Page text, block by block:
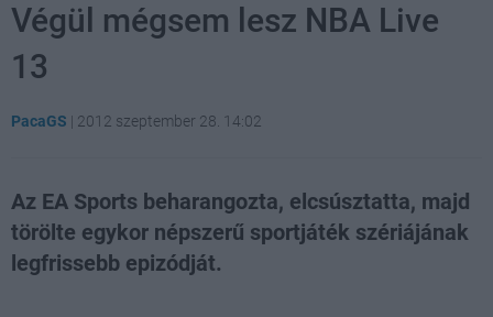
Végül mégsem lesz NBA Live
13
PacaGS | 2012 szeptember 28. 14:02
Az EA Sports beharangozta, elcsúsztatta, majd
törölte egykor népszerű sportjáték szériájának
legfrissebb epizódját.